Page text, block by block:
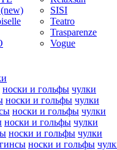
SISI
Teatro
Trasparenze
Vogue
носки и гольфы чулки
носки и гольфы чулки
носки и гольфы чулки
носки и гольфы чулки
носки и гольфы чулки
носки и гольфы